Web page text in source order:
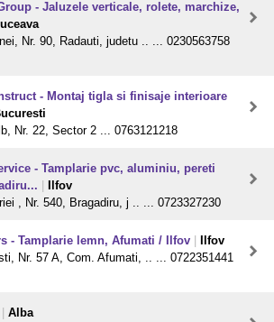
- Jaluzele verticale, rolete, marchize,
Nr. 90, Radauti, judetu .. ... 0230563758
- Montaj tigla si finisaje interioare
Nr. 22, Sector 2 ... 0763121218
- Tamplarie pvc, aluminiu, pereti
Ilfov
, Nr. 540, Bragadiru, j .. ... 0723327230
- Tamplarie lemn, Afumati / Ilfov
Ilfov
Nr. 57 A, Com. Afumati, .. ... 0722351441
Alba